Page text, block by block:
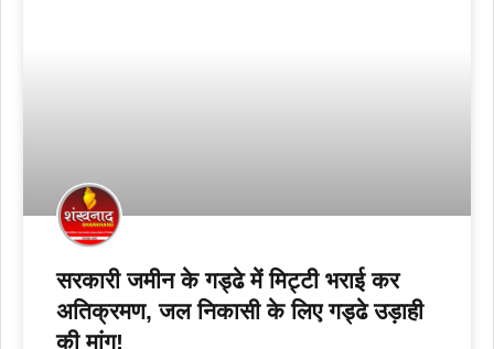
सरकारी जमीन के गड्ढे में मिट्टी भराई कर
अतिक्रमण, जल निकासी के लिए गड्ढे उड़ाही
की मांग!